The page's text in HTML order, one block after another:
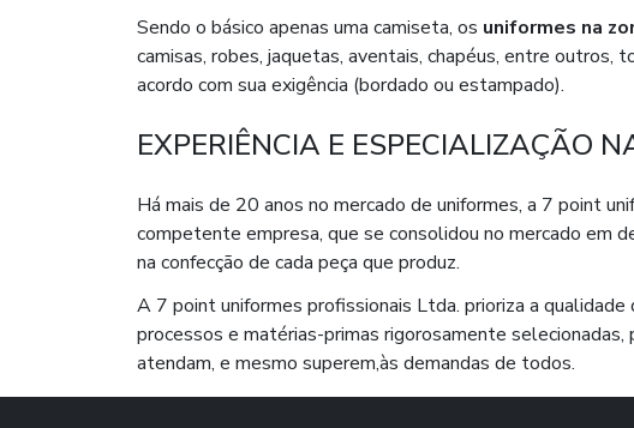
Sendo o básico apenas uma camiseta, os uniformes na
camisas, robes, jaquetas, aventais, chapéus, entre
acordo com sua exigência (bordado ou estampado).
EXPERIÊNCIA E ESPECIALIZAÇÃO
Há mais de 20 anos no mercado de uniformes, a 7 point
competente empresa, que se consolidou no mercado em
na confecção de cada peça que produz.
A 7 point uniformes profissionais Ltda. prioriza a
processos e matérias-primas rigorosamente selecionadas,
atendam, e mesmo superem,às demandas de todos.